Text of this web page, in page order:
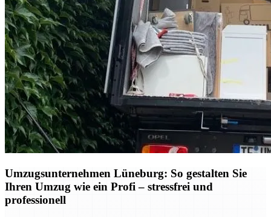
Umzugsunternehmen Lüneburg: So gestalten Sie
Ihren Umzug wie ein Profi – stressfrei und
professionell